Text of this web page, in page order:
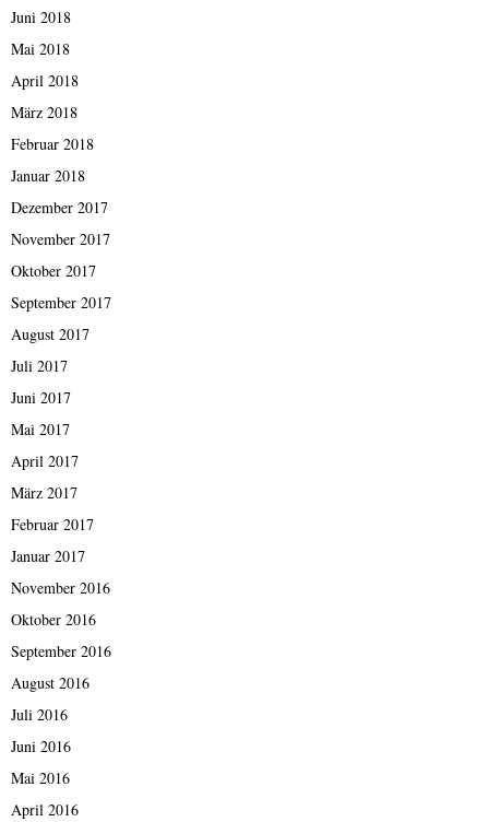
Juni 2018
Mai 2018
April 2018
März 2018
Februar 2018
Januar 2018
Dezember 2017
November 2017
Oktober 2017
September 2017
August 2017
Juli 2017
Juni 2017
Mai 2017
April 2017
März 2017
Februar 2017
Januar 2017
November 2016
Oktober 2016
September 2016
August 2016
Juli 2016
Juni 2016
Mai 2016
April 2016